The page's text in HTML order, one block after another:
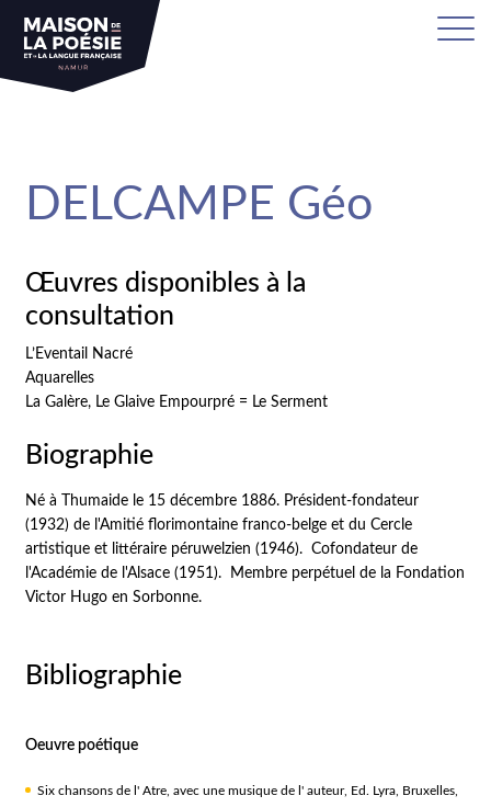
DELCAMPE Géo
Œuvres disponibles à la
consultation
L’Eventail Nacré
Aquarelles
La Galère, Le Glaive Empourpré = Le Serment
Biographie
Né à Thumaide le 15 décembre 1886. Président-fondateur
(1932) de l'Amitié florimontaine franco-belge et du Cercle
artistique et littéraire péruwelzien (1946). Cofondateur de
l'Académie de l'Alsace (1951). Membre perpétuel de la Fondation
Victor Hugo en Sorbonne.
Bibliographie
Oeuvre poétique
Six chansons de l' Atre, avec une musique de l' auteur, Ed. Lyra, Bruxelles,